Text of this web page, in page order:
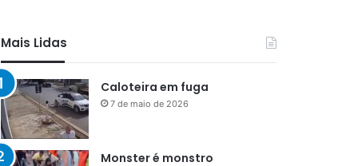
Mais Lidas